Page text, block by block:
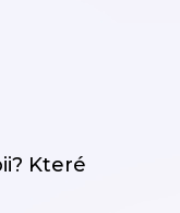
Které